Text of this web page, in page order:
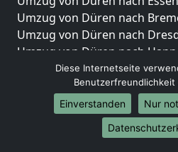
Umzug von Düren nach
Umzug von Düren nach
Umzug von Düren nach
Umzug von Düren nach
Umzug von Düren nach
Umzug von Düren nach
Umzug von Düren nach
Umzug von Düren nach
Diese Internetseite
Benutzerfreundlichkeit
Einverstanden
Nur